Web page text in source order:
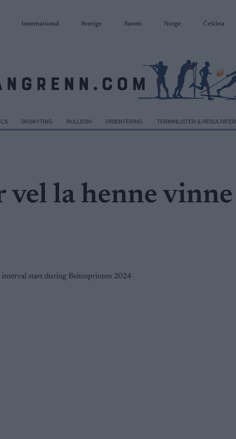
International Sverige Suomi Norge Čeština
SKISKYTING RULLESKI ORIENTERING TERMINLISTER & RESULTATER
vel la henne vinne